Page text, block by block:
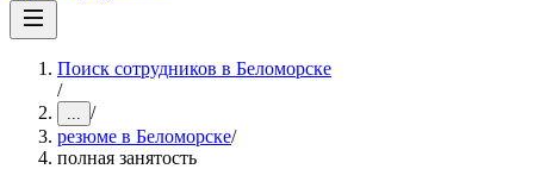
Поиск сотрудников в Беломорске
/
... /
резюме в Беломорске/
полная занятость